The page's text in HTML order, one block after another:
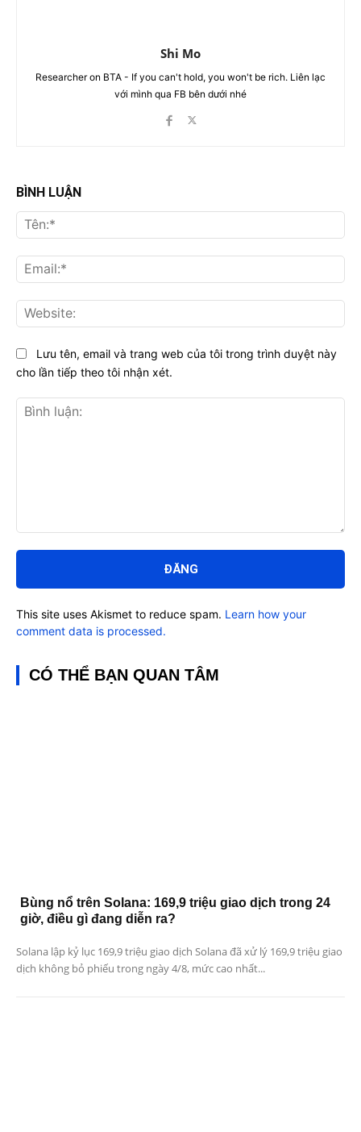
Shi Mo
Researcher on BTA - If you can't hold, you won't be rich. Liên lạc
với mình qua FB bên dưới nhé
BÌNH LUẬN
luận:
Lưu tên, email và trang web của tôi trong trình duyệt này
cho lần tiếp theo tôi nhận xét.
This site uses Akismet to reduce spam. Learn how your
comment data is processed.
CÓ THỂ BẠN QUAN TÂM
Bùng nổ trên Solana: 169,9 triệu giao dịch trong 24
giờ, điều gì đang diễn ra?
Solana lập kỷ lục 169,9 triệu giao dịch Solana đã xử lý 169,9 triệu giao
dịch không bỏ phiếu trong ngày 4/8, mức cao nhất...